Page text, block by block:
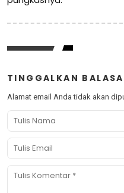
TINGGALKAN
Alamat email Anda tidak akan